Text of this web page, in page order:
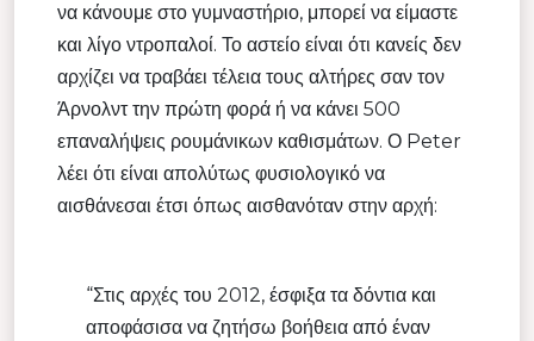
να κάνουμε στο γυμναστήριο, μπορεί να είμαστε
και λίγο ντροπαλοί. Το αστείο είναι ότι κανείς δεν
αρχίζει να τραβάει τέλεια τους αλτήρες σαν τον
Άρνολντ την πρώτη φορά ή να κάνει 500
επαναλήψεις ρουμάνικων καθισμάτων. Ο Peter
λέει ότι είναι απολύτως φυσιολογικό να
αισθάνεσαι έτσι όπως αισθανόταν στην αρχή:
“Στις αρχές του 2012, έσφιξα τα δόντια και
αποφάσισα να ζητήσω βοήθεια από έναν